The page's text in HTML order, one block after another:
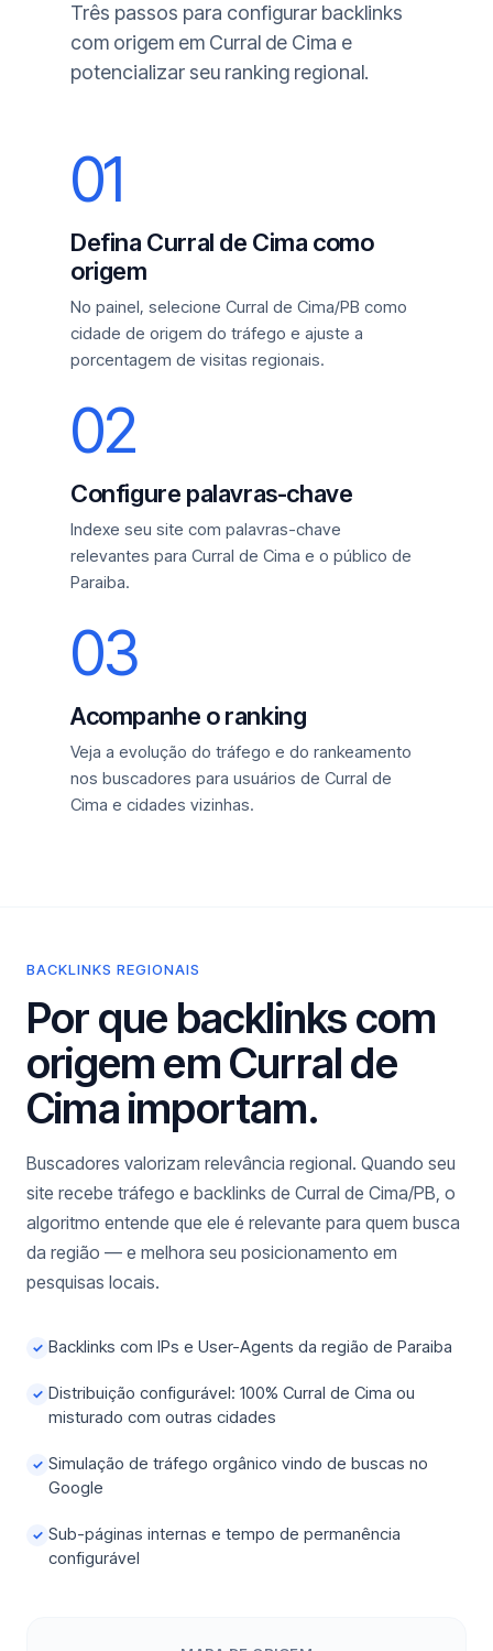
Três passos para configurar backlinks
com origem em Curral de Cima e
potencializar seu ranking regional.
01
Defina Curral de Cima como
origem
No painel, selecione Curral de Cima/PB como
cidade de origem do tráfego e ajuste a
porcentagem de visitas regionais.
02
Configure palavras-chave
Indexe seu site com palavras-chave
relevantes para Curral de Cima e o público de
Paraiba.
03
Acompanhe o ranking
Veja a evolução do tráfego e do rankeamento
nos buscadores para usuários de Curral de
Cima e cidades vizinhas.
BACKLINKS REGIONAIS
Por que backlinks com
origem em Curral de
Cima importam.
Buscadores valorizam relevância regional. Quando seu
site recebe tráfego e backlinks de Curral de Cima/PB, o
algoritmo entende que ele é relevante para quem busca
da região — e melhora seu posicionamento em
pesquisas locais.
✓ Backlinks com IPs e User-Agents da região de Paraiba
✓ Distribuição configurável: 100% Curral de Cima ou
misturado com outras cidades
✓ Simulação de tráfego orgânico vindo de buscas no
Google
✓ Sub-páginas internas e tempo de permanência
configurável